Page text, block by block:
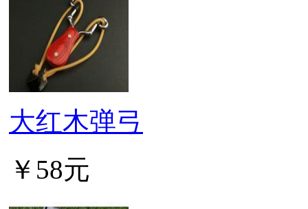
大红木弹弓
￥58元